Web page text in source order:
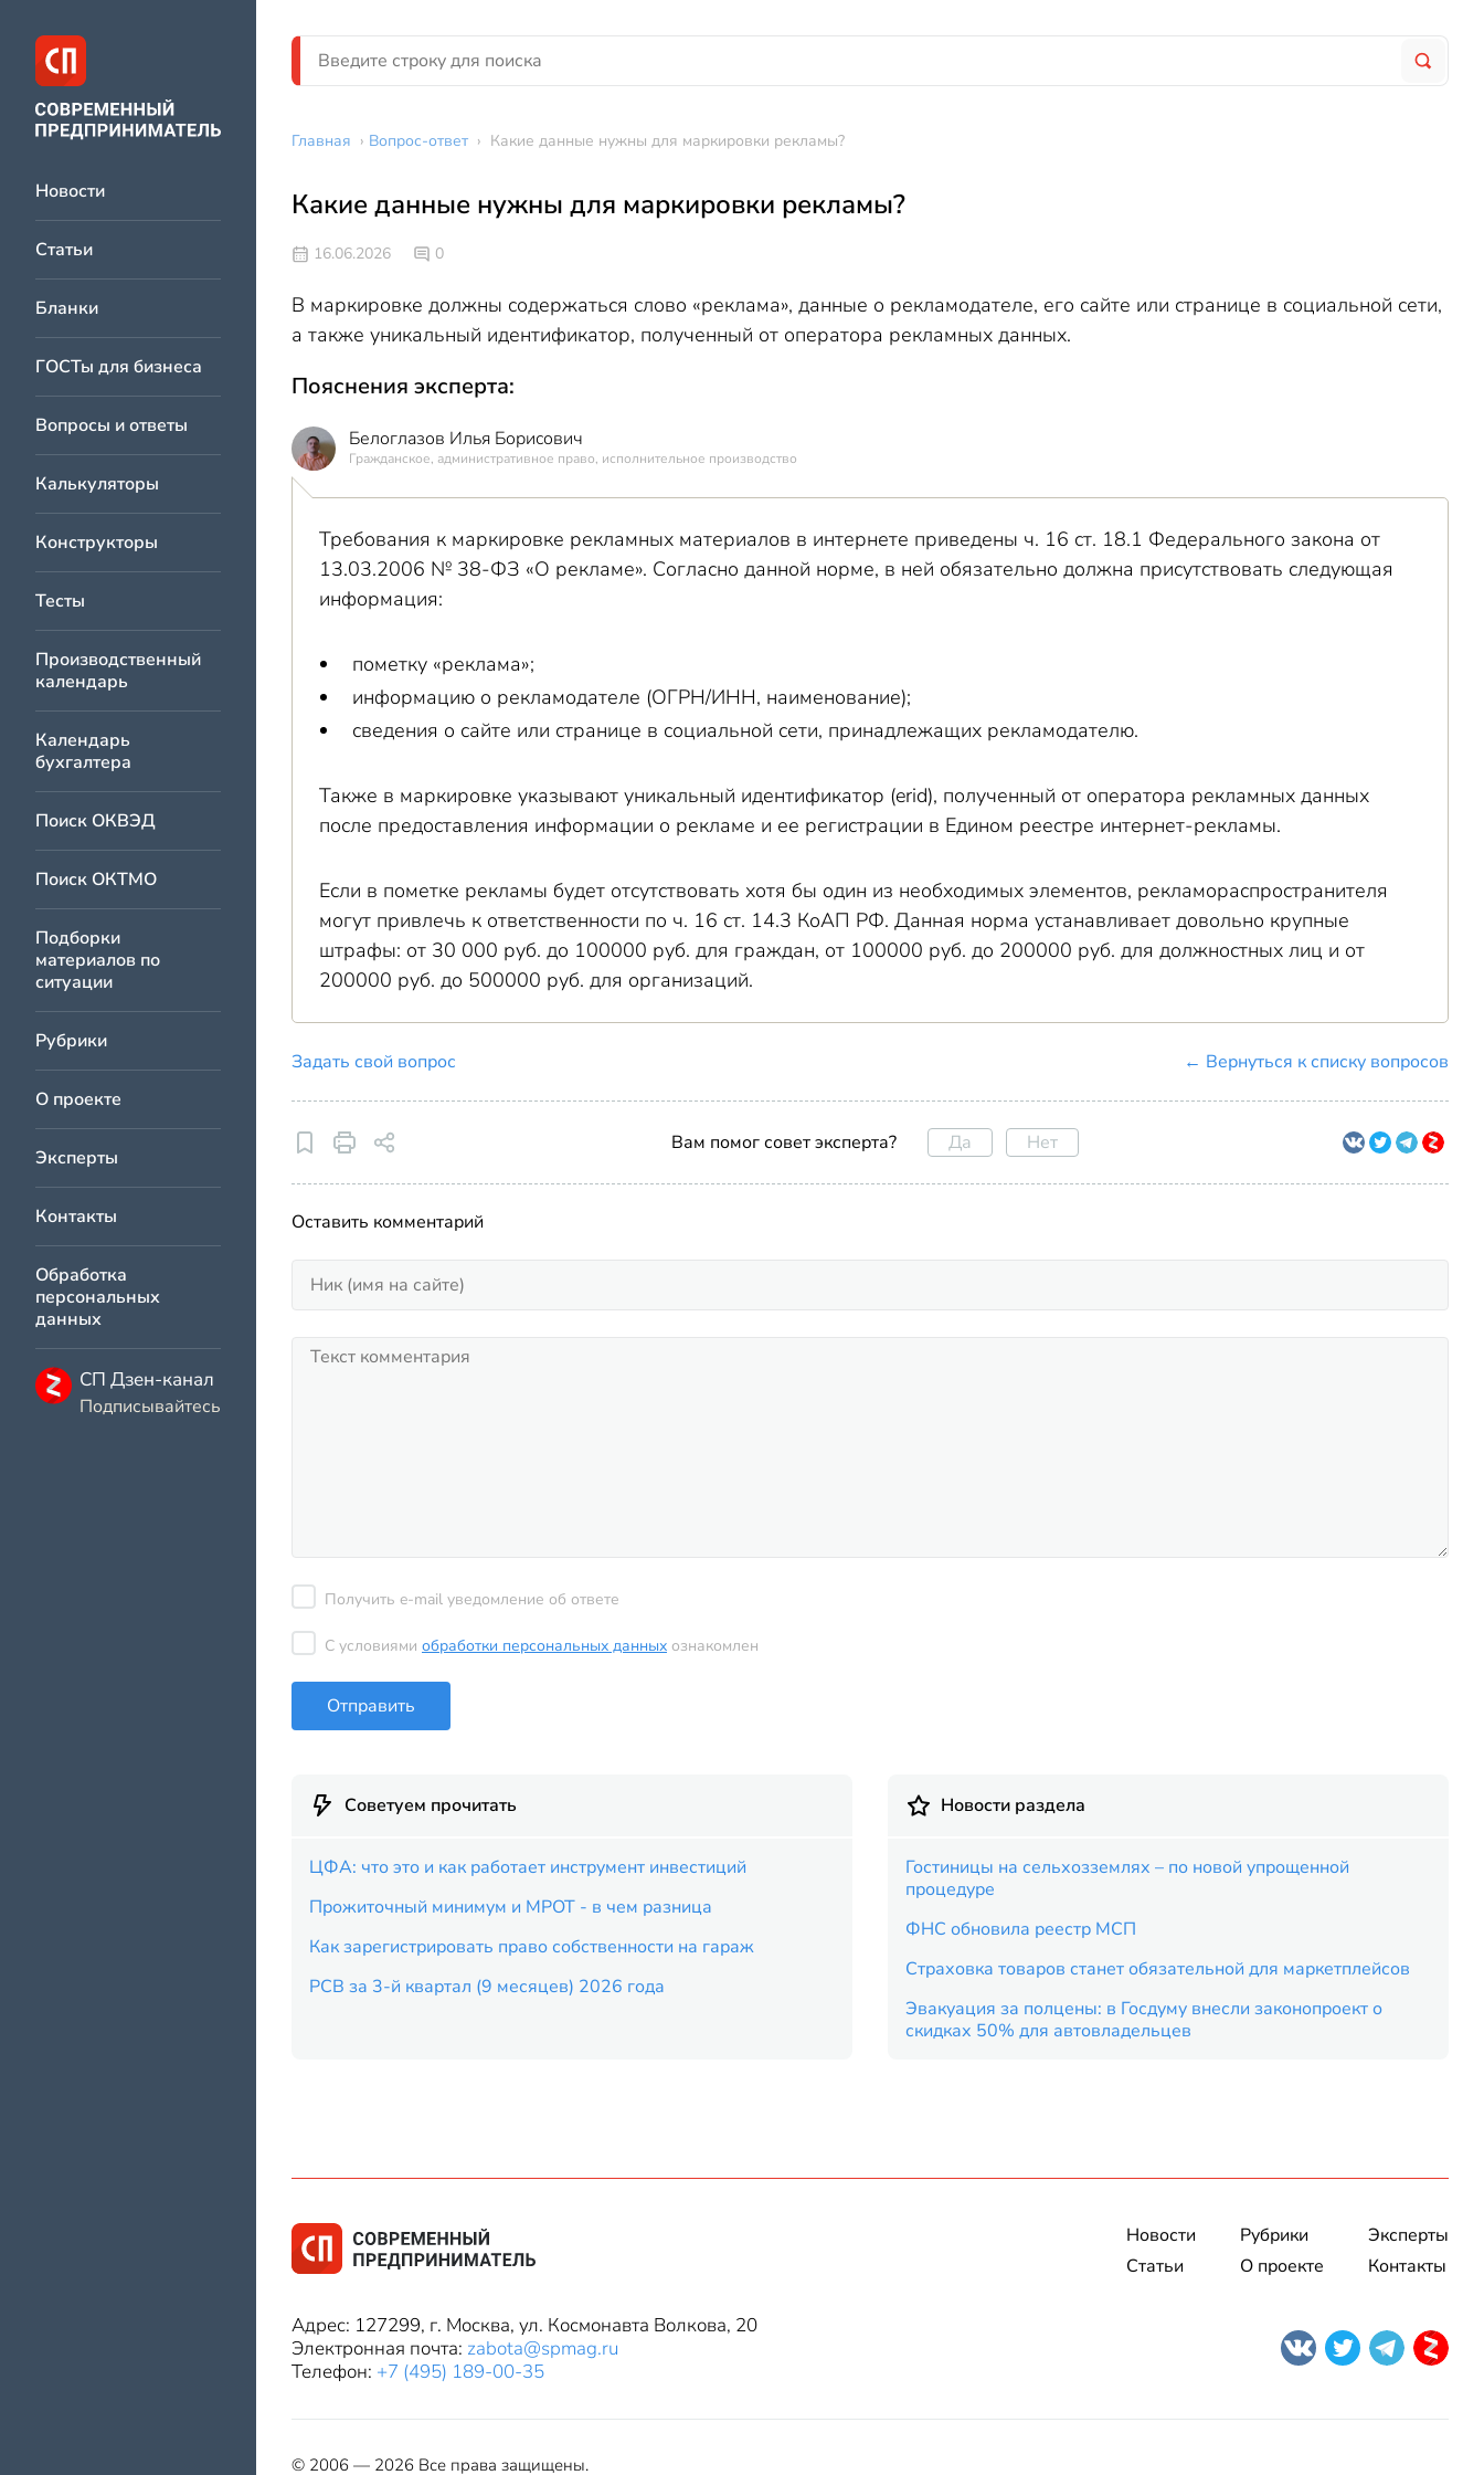
Новости
Статьи
Бланки
ГОСТы для бизнеса
Вопросы и ответы
Калькуляторы
Конструкторы
Тесты
Производственный
календарь
Календарь
бухгалтера
Поиск ОКВЭД
Поиск ОКТМО
Подборки
материалов по
ситуации
Рубрики
О проекте
Эксперты
Контакты
Обработка
персональных
данных
СП Дзен-канал
Подписывайтесь
Главная › Вопрос-ответ › Какие данные нужны для маркировки рекламы?
Какие данные нужны для маркировки рекламы?
16.06.2026 0
В маркировке должны содержаться слово «реклама», данные о рекламодателе, его сайте или странице в социальной сети,
а также уникальный идентификатор, полученный от оператора рекламных данных.
Пояснения эксперта:
Белоглазов Илья Борисович
Гражданское, административное право, исполнительное производство
Требования к маркировке рекламных материалов в интернете приведены ч. 16 ст. 18.1 Федерального закона от
13.03.2006 № 38-ФЗ «О рекламе». Согласно данной норме, в ней обязательно должна присутствовать следующая
информация:
пометку «реклама»;
информацию о рекламодателе (ОГРН/ИНН, наименование);
сведения о сайте или странице в социальной сети, принадлежащих рекламодателю.
Также в маркировке указывают уникальный идентификатор (erid), полученный от оператора рекламных данных
после предоставления информации о рекламе и ее регистрации в Едином реестре интернет-рекламы.
Если в пометке рекламы будет отсутствовать хотя бы один из необходимых элементов, рекламораспространителя
могут привлечь к ответственности по ч. 16 ст. 14.3 КоАП РФ. Данная норма устанавливает довольно крупные
штрафы: от 30 000 руб. до 100000 руб. для граждан, от 100000 руб. до 200000 руб. для должностных лиц и от
200000 руб. до 500000 руб. для организаций.
Задать свой вопрос ← Вернуться к списку вопросов
Вам помог совет эксперта? Да Нет
Оставить комментарий
Получить e-mail уведомление об ответе
С условиями обработки персональных данных ознакомлен
Отправить
Советуем прочитать
ЦФА: что это и как работает инструмент инвестиций
Прожиточный минимум и МРОТ - в чем разница
Как зарегистрировать право собственности на гараж
РСВ за 3-й квартал (9 месяцев) 2026 года
Новости раздела
Гостиницы на сельхозземлях – по новой упрощенной
процедуре
ФНС обновила реестр МСП
Страховка товаров станет обязательной для маркетплейсов
Эвакуация за полцены: в Госдуму внесли законопроект о
скидках 50% для автовладельцев
Новости
Статьи
Рубрики
О проекте
Эксперты
Контакты
Адрес: 127299, г. Москва, ул. Космонавта Волкова, 20
Электронная почта: zabota@spmag.ru
Телефон: +7 (495) 189-00-35
© 2006 — 2026 Все права защищены.